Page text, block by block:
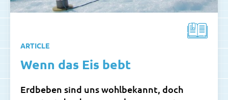
ARTICLE
Wenn das Eis bebt
Erdbeben sind uns wohlbekannt, doch